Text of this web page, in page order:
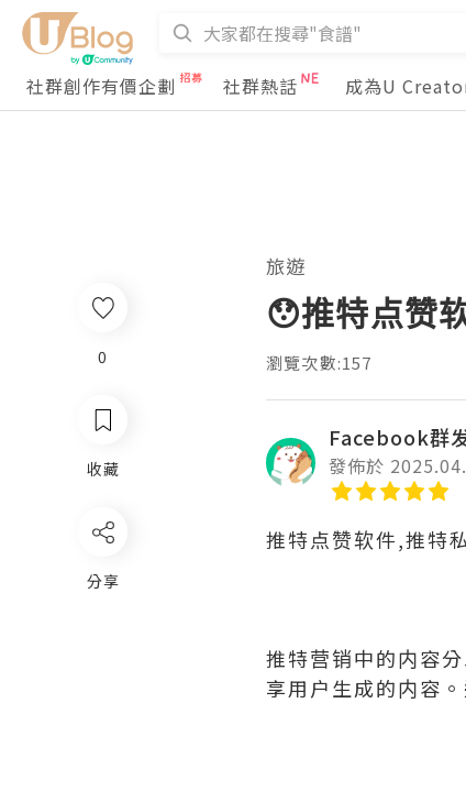
社群創作有價企劃
社群熱話 成為U
旅遊
😯推特点赞
瀏覽次數:157
Facebook群
發佈於
推特点赞软件,推特
推特营销中的内容
享用户生成的内容
0
收藏
分享